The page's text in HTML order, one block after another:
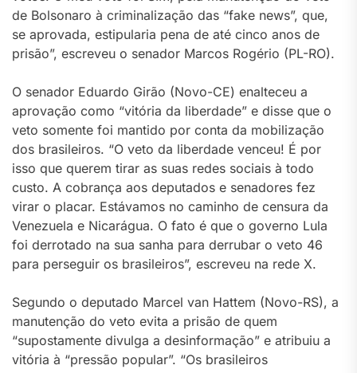
de Bolsonaro à criminalização das “fake news”, que,
se aprovada, estipularia pena de até cinco anos de
prisão”, escreveu o senador Marcos Rogério (PL-RO).
O senador Eduardo Girão (Novo-CE) enalteceu a
aprovação como “vitória da liberdade” e disse que o
veto somente foi mantido por conta da mobilização
dos brasileiros. “O veto da liberdade venceu! É por
isso que querem tirar as suas redes sociais à todo
custo. A cobrança aos deputados e senadores fez
virar o placar. Estávamos no caminho de censura da
Venezuela e Nicarágua. O fato é que o governo Lula
foi derrotado na sua sanha para derrubar o veto 46
para perseguir os brasileiros”, escreveu na rede X.
Segundo o deputado Marcel van Hattem (Novo-RS), a
manutenção do veto evita a prisão de quem
“supostamente divulga a desinformação” e atribuiu a
vitória à “pressão popular”. “Os brasileiros